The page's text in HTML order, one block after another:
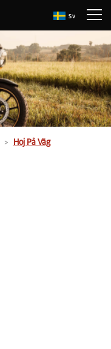
Sv
Hoj På Väg